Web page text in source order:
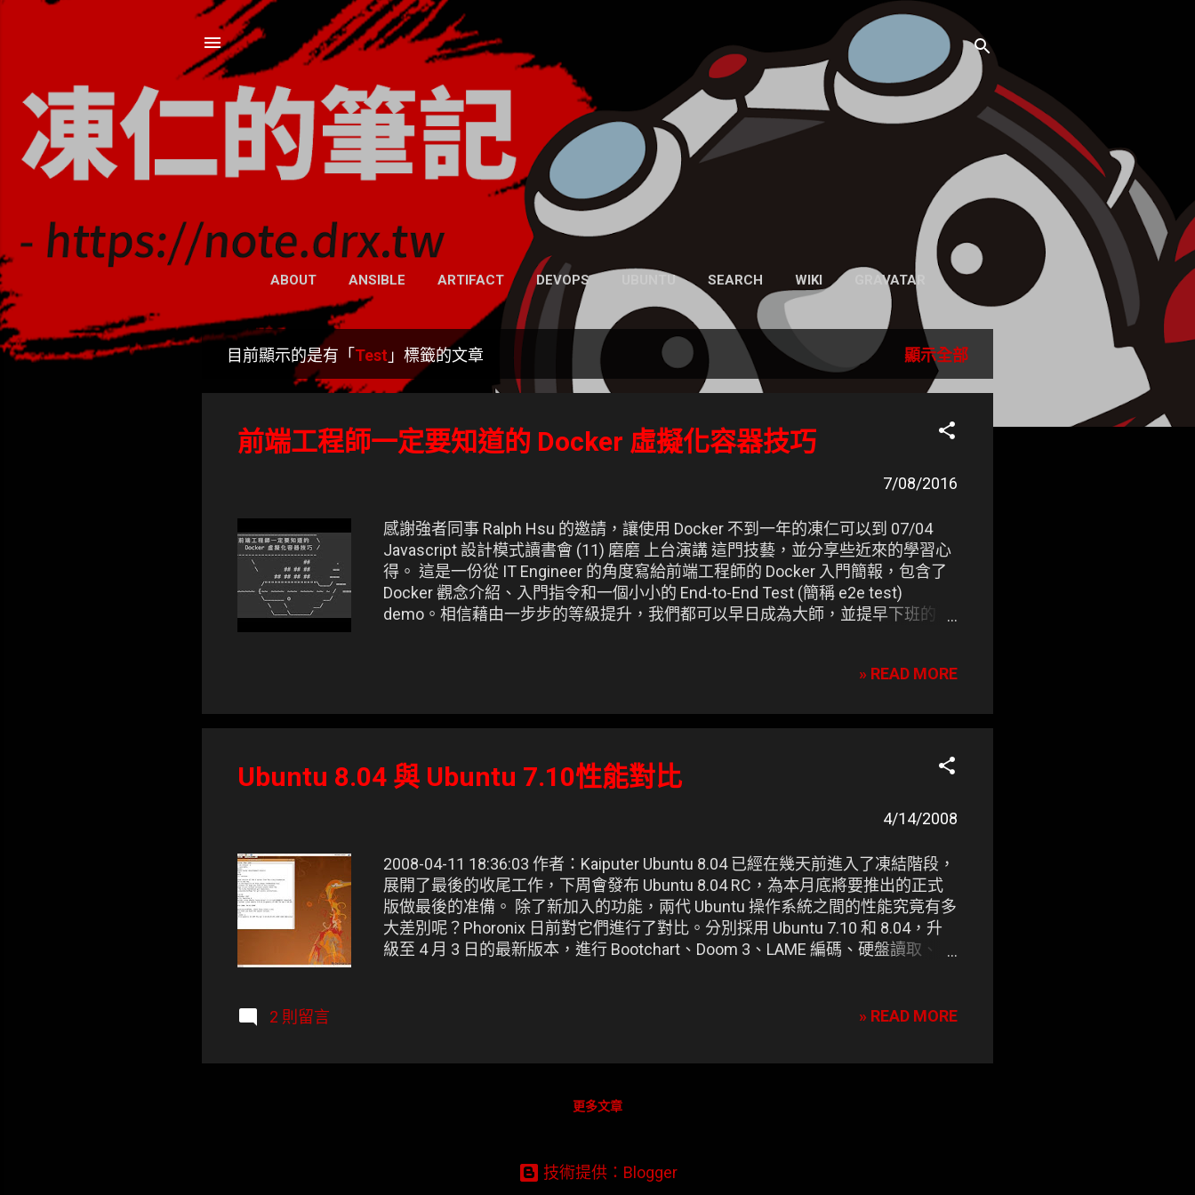
凍仁的筆記
- https://note.drx.tw
網頁
ABOUT ANSIBLE ARTIFACT DEVOPS UBUNTU SEARCH WIKI GRAVATAR
目前顯示的是有「 Test 」標籤的文章 顯示全部
前端工程師一定要知道的 Docker 虛擬化容器技巧
7/08/2016
感謝強者同事 Ralph Hsu 的邀請，讓使用 Docker 不到一年的凍仁可以到 07/04
Javascript 設計模式讀書會 (11) 磨磨 上台演講 這門技藝，並分享些近來的學習心
得。 這是一份從 IT Engineer 的角度寫給前端工程師的 Docker 入門簡報，包含了
Docker 觀念介紹、入門指令和一個小小的 End-to-End Test (簡稱 e2e test)
demo。相信藉由一步步的等級提升，我們都可以早日成為大師，並提早下班的。
» READ MORE
Ubuntu 8.04 與 Ubuntu 7.10性能對比
4/14/2008
2008-04-11 18:36:03 作者：Kaiputer Ubuntu 8.04 已經在幾天前進入了凍結階段，
展開了最後的收尾工作，下周會發布 Ubuntu 8.04 RC，為本月底將要推出的正式
版做最後的准備。 除了新加入的功能，兩代 Ubuntu 操作系統之間的性能究竟有多
大差別呢？Phoronix 日前對它們進行了對比。分別採用 Ubuntu 7.10 和 8.04，升
級至 4 月 3 日的最新版本，進行 Bootchart、Doom 3、LAME 編碼、硬盤讀取、
2 則留言 » READ MORE
更多文章
技術提供：Blogger